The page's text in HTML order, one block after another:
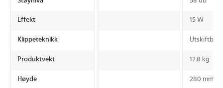
Effekt 15 W
Klippeteknikk
Produktvekt 12.8 kg
Høyde 280 mm